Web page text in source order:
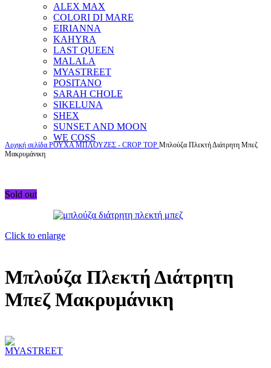
ALEX MAX
COLORI DI MARE
EIRIANNA
KAHYRA
LAST QUEEN
MALALA
MYASTREET
POSITANO
SARAH CHOLE
SIKELUNA
SHEX
SUNSET AND MOON
WE COSS
Αρχική σελίδα ΡΟΥΧΑΜΠΛΟΥΖΕΣ - CROP TOP Μπλούζα Πλεκτή Διάτρητη Μπεζ
Μακρυμάνικη
Sold out
Click to enlarge
Μπλούζα Πλεκτή Διάτρητη
Μπεζ Μακρυμάνικη